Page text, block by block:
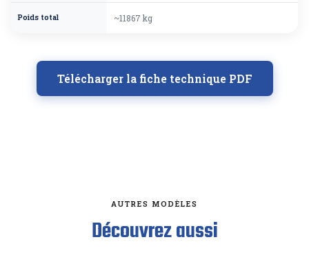
Poids total ~11867 kg
Télécharger la fiche technique PDF
AUTRES MODÈLES
Découvrez aussi